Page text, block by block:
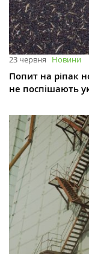
23 червня Новини
Попит на ріпак
не поспішають